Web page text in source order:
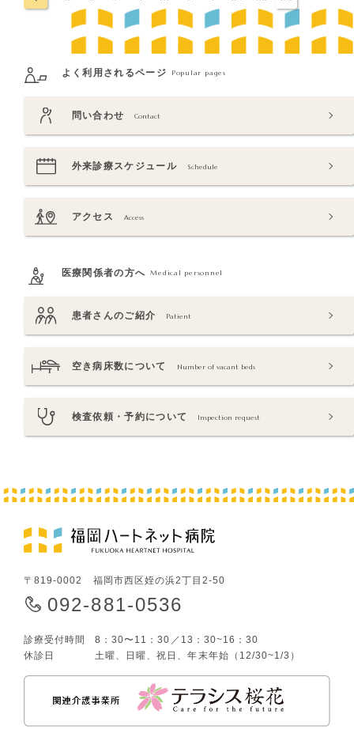
よく利用されるページ Popular pages
問い合わせ Contact
外来診療スケジュール Schedule
アクセス Access
医療関係者の方へ Medical personnel
患者さんのご紹介 Patient
空き病床数について Number of vacant beds
検査依頼・予約について Inspection request
〒819-0002 福岡市西区姪の浜2丁目2-50
092-881-0536
診療受付時間
8：30〜11：30／13：30~16：30
休診日
土曜、日曜、祝日、年末年始（12/30~1/3）